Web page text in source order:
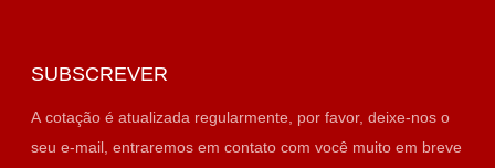
SUBSCREVER
A cotação é atualizada regularmente, por favor, deixe-nos o
seu e-mail, entraremos em contato com você muito em breve